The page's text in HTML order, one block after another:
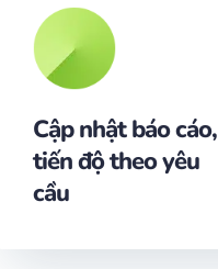
Cập nhật báo cáo,
tiến độ theo yêu
cầu